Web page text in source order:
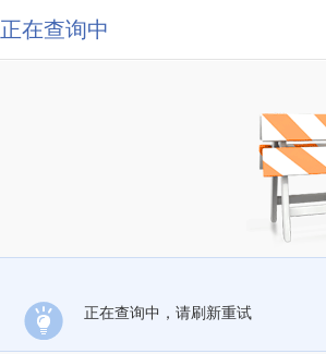
正在查询中
正在查询中，请刷新重试